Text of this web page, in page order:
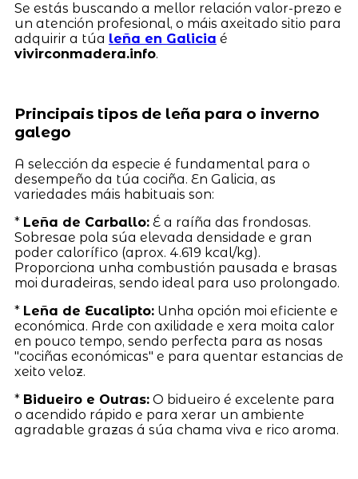
Se estás buscando a mellor relación valor-prezo e
un atención profesional, o máis axeitado sitio para
adquirir a túa leña en Galicia é
vivirconmadera.info.
Principais tipos de leña para o inverno
galego
A selección da especie é fundamental para o
desempeño da túa cociña. En Galicia, as
variedades máis habituais son:
* Leña de Carballo:É a raíña das frondosas.
Sobresae pola súa elevada densidade e gran
poder calorífico (aprox. 4.619 kcal/kg).
Proporciona unha combustión pausada e brasas
moi duradeiras, sendo ideal para uso prolongado.
* Leña de Eucalipto:Unha opción moi eficiente e
económica. Arde con axilidade e xera moita calor
en pouco tempo, sendo perfecta para as nosas
"cociñas económicas" e para quentar estancias de
xeito veloz.
* Bidueiro e Outras:O bidueiro é excelente para
o acendido rápido e para xerar un ambiente
agradable grazas á súa chama viva e rico aroma.